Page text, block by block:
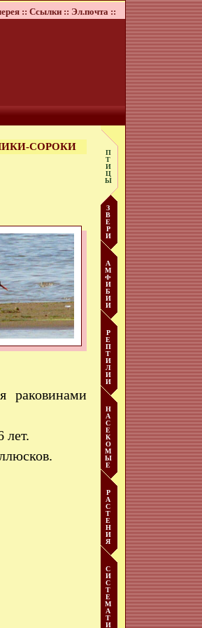
:: Ссылки :: Эл.почта ::
П
Т
И
Ц
Ы
З
В
Е
Р
И
А
М
Ф
И
Б
И
И
Р
Е
П
Т
И
Л
И
И
Н
А
С
Е
К
О
М
Ы
Е
Р
А
С
Т
Е
Н
И
Я
С
И
С
Т
Е
М
А
Т
И
СОРОКИ
раковинами
лет.